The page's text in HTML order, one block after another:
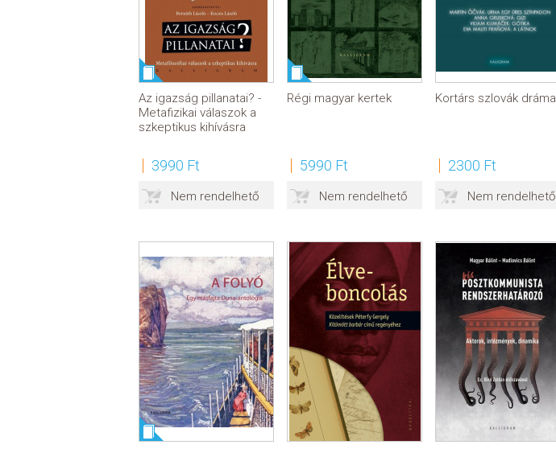
Az igazság pillanatai? -
Metafizikai válaszok a
szkeptikus kihívásra
3990 Ft
Nem rendelhető
Régi magyar kertek
5990 Ft
Nem rendelhető
Kortárs szlovák dráma
2300 Ft
Nem rendelhető